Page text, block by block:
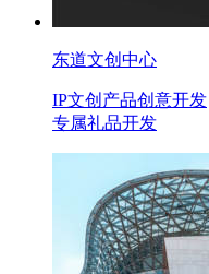
东道文创中心
IP文创产品创意开发
专属礼品开发